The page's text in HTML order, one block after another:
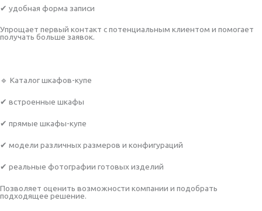
✔ удобная форма записи
Упрощает первый контакт с потенциальным клиентом и помогает
получать больше заявок.
🔹 Каталог шкафов-купе
✔ встроенные шкафы
✔ прямые шкафы-купе
✔ модели различных размеров и конфигураций
✔ реальные фотографии готовых изделий
Позволяет оценить возможности компании и подобрать
подходящее решение.